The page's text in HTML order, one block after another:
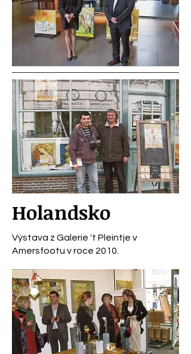
Holandsko
Výstava z Galerie 't Pleintje v
Amersfootu v roce 2010.